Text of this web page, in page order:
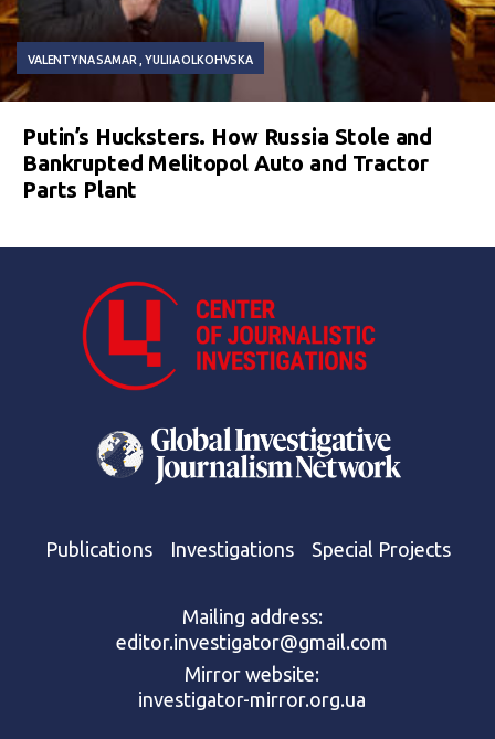
VALENTYNA SAMAR YULIIA OLKOHVSKA
Putin’s Hucksters. How Russia Stole and
Bankrupted Melitopol Auto and Tractor
Parts Plant
Publications Investigations Special Projects
Mailing address:
editor.investigator@gmail.com
Mirror website:
investigator-mirror.org.ua